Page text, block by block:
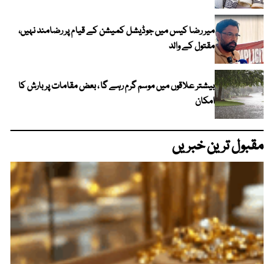
میر رضا کیس میں جوڈیشل کمیشن کے قیام پر رضامند نہیں،
مقتول کے والد
بیشتر علاقوں میں موسم گرم رہے گا ، بعض مقامات پر بارش کا
امکان
مقبول ترین خبریں